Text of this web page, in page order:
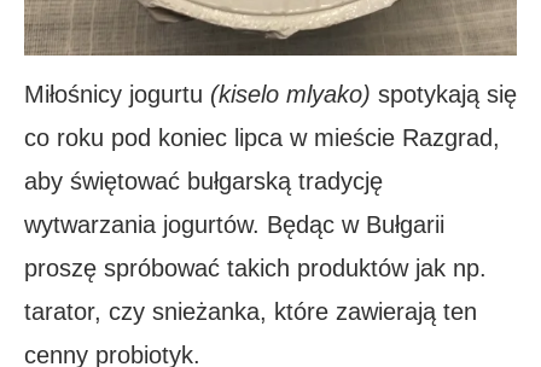
Miłośnicy jogurtu (kiselo mlyako) spotykają się
co roku pod koniec lipca w mieście Razgrad,
aby świętować bułgarską tradycję
wytwarzania jogurtów. Będąc w Bułgarii
proszę spróbować takich produktów jak np.
tarator, czy snieżanka, które zawierają ten
cenny probiotyk.